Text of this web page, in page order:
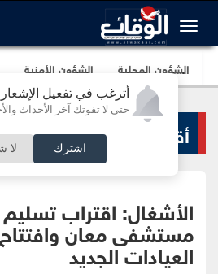
أترغب في تفعيل
حتى لا تفوتك آخر الأحداث
اشترك لا
الشؤون المحلية الشؤون الأمنية
أقاليم و محافظات
الأشغال: اقتراب
مستشفى معان
العيادات الجديد